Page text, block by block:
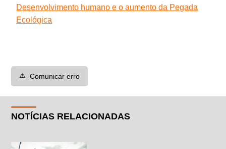
Desenvolvimento humano e o aumento da Pegada
Ecológica
⚠️ Comunicar erro
NOTÍCIAS RELACIONADAS